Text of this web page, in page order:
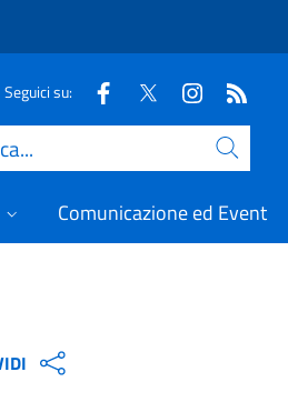
Seguici su:
Comunicazione ed Eventi